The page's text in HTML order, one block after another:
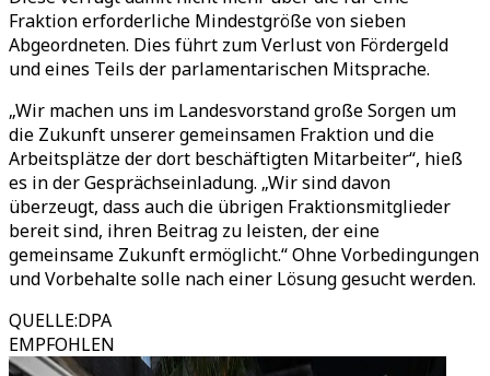
Fraktion erforderliche Mindestgröße von sieben
Abgeordneten. Dies führt zum Verlust von Fördergeld
und eines Teils der parlamentarischen Mitsprache.
„Wir machen uns im Landesvorstand große Sorgen um
die Zukunft unserer gemeinsamen Fraktion und die
Arbeitsplätze der dort beschäftigten Mitarbeiter“, hieß
es in der Gesprächseinladung. „Wir sind davon
überzeugt, dass auch die übrigen Fraktionsmitglieder
bereit sind, ihren Beitrag zu leisten, der eine
gemeinsame Zukunft ermöglicht.“ Ohne Vorbedingungen
und Vorbehalte solle nach einer Lösung gesucht werden.
QUELLE:DPA
EMPFOHLEN